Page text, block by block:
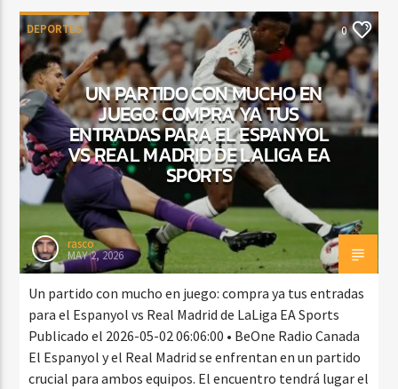
DEPORTES 0
UN PARTIDO CON MUCHO EN
JUEGO: COMPRA YA TUS
ENTRADAS PARA EL ESPANYOL
VS REAL MADRID DE LALIGA EA
SPORTS
rasco
MAY 2, 2026
Un partido con mucho en juego: compra ya tus entradas
para el Espanyol vs Real Madrid de LaLiga EA Sports
Publicado el 2026-05-02 06:06:00 • BeOne Radio Canada
El Espanyol y el Real Madrid se enfrentan en un partido
crucial para ambos equipos. El encuentro tendrá lugar el